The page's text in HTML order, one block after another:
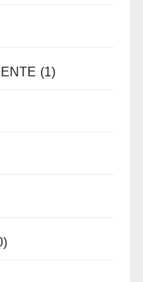
(1)